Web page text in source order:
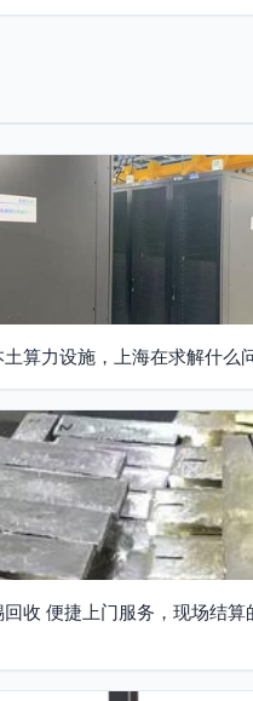
算力设施，上海在求解什么
收 便捷上门服务，现场结算